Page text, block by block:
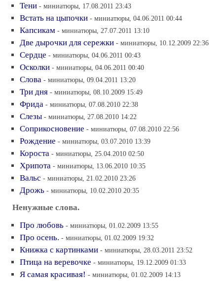
Тени - миниатюры, 17.08.2011 23:43
Встать на цыпочки - миниатюры, 04.06.2011 00:44
Капсикам - миниатюры, 27.07.2011 13:10
Две дырочки для сережки - миниатюры, 10.12.2009 22:36
Сердце - миниатюры, 04.06.2011 00:43
Осколки - миниатюры, 04.06.2011 00:40
Слова - миниатюры, 09.04.2011 13:20
Три дня - миниатюры, 08.10.2009 15:49
Фрида - миниатюры, 07.08.2010 22:38
Слезы - миниатюры, 27.08.2010 14:22
Соприкосновение - миниатюры, 07.08.2010 22:56
Рождение - миниатюры, 03.07.2010 13:39
Короста - миниатюры, 25.04.2010 02:50
Хрипота - миниатюры, 13.06.2010 10:35
Вальс - миниатюры, 21.02.2010 23:26
Дрожь - миниатюры, 10.02.2010 20:35
Ненужные слова.
Про любовь - миниатюры, 01.02.2009 13:55
Про осень. - миниатюры, 01.02.2009 19:32
Книжка с картинками - миниатюры, 28.03.2011 23:52
Птица на веревочке - миниатюры, 19.12.2009 01:33
Я самая красивая! - миниатюры, 01.02.2009 14:13